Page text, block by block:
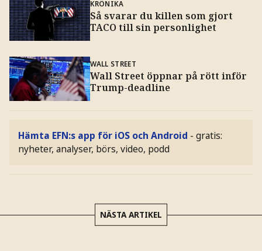
KRÖNIKA
Så svarar du killen som gjort
TACO till sin personlighet
WALL STREET
Wall Street öppnar på rött inför
Trump-deadline
Hämta EFN:s app för iOS och Android - gratis:
nyheter, analyser, börs, video, podd
NÄSTA ARTIKEL